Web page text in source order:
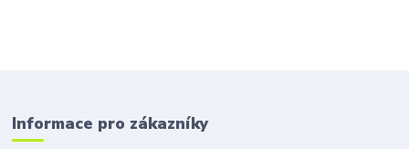
Informace pro zákazníky